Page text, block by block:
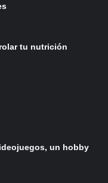
tu nutrición
un hobby